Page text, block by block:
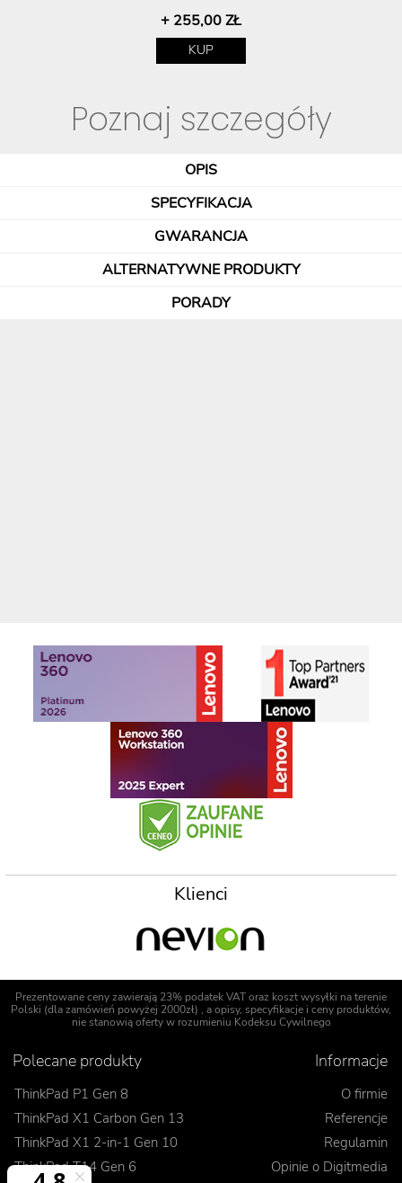
+ 255,00 ZŁ
KUP
Poznaj szczegóły
OPIS
SPECYFIKACJA
GWARANCJA
ALTERNATYWNE PRODUKTY
PORADY
Klienci
Prezentowane ceny zawierają 23% podatek VAT oraz koszt wysyłki na terenie
Polski (dla zamówień powyżej 2000zł) , a opisy, specyfikacje i ceny produktów,
nie stanowią oferty w rozumieniu Kodeksu Cywilnego
Polecane produkty
ThinkPad P1 Gen 8
ThinkPad X1 Carbon Gen 13
ThinkPad X1 2-in-1 Gen 10
ThinkPad T14 Gen 6
Informacje
O firmie
Referencje
Regulamin
Opinie o Digitmedia